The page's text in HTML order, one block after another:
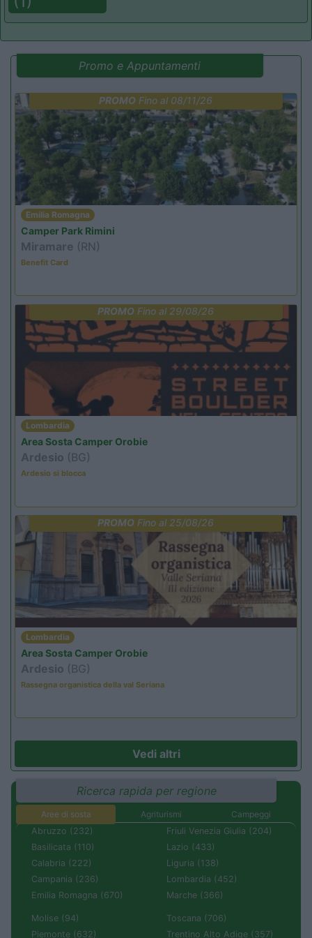
Promo e Appuntamenti
PROMO Fino al 08/11/26
Emilia Romagna
Camper Park Rimini
Miramare (RN)
Benefit Card
PROMO Fino al 29/08/26
Lombardia
Area Sosta Camper Orobie
Ardesio (BG)
Ardesio si blocca
PROMO Fino al 25/08/26
Lombardia
Area Sosta Camper Orobie
Ardesio (BG)
Rassegna organistica della val Seriana
Vedi altri
Ricerca rapida per regione
Aree di sosta Agriturismi
Campeggi
Abruzzo (232)
Basilicata (110)
Calabria (222)
Campania (236)
Emilia Romagna (670)
Friuli Venezia Giulia (204)
Lazio (433)
Liguria (138)
Lombardia (452)
Marche (366)
Molise (94)
Piemonte (632)
Toscana (706)
Trentino Alto Adige (357)